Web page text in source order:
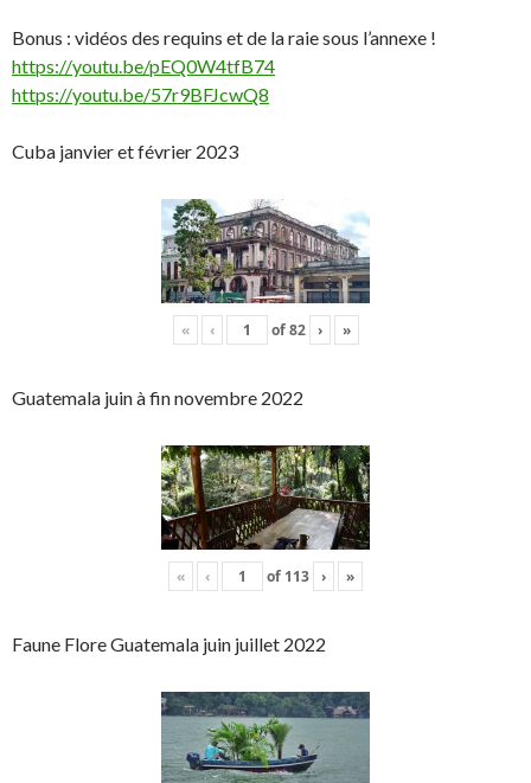
Bonus : vidéos des requins et de la raie sous l’annexe !
https://youtu.be/pEQ0W4tfB74
https://youtu.be/57r9BFJcwQ8
Cuba janvier et février 2023
« ‹ of82 › »
Guatemala juin à fin novembre 2022
« ‹ of 113 › »
Faune Flore Guatemala juin juillet 2022